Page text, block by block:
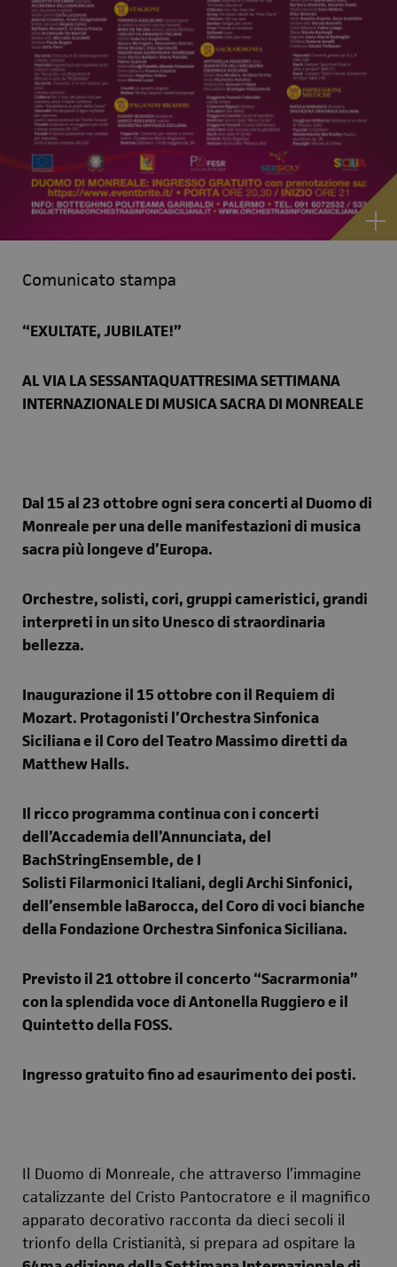
Comunicato stampa
“EXULTATE, JUBILATE!”
AL VIA LA SESSANTAQUATTRESIMA SETTIMANA
INTERNAZIONALE DI MUSICA SACRA DI MONREALE
Dal 15 al 23 ottobre ogni sera concerti al Duomo di
Monreale per una delle manifestazioni di musica
sacra più longeve d’Europa.
Orchestre, solisti, cori, gruppi cameristici, grandi
interpreti in un sito Unesco di straordinaria
bellezza.
Inaugurazione il 15 ottobre con il Requiem di
Mozart. Protagonisti l’Orchestra Sinfonica
Siciliana e il Coro del Teatro Massimo diretti da
Matthew Halls.
Il ricco programma continua con i concerti
dell’Accademia dell’Annunciata, del
BachStringEnsemble, de I
Solisti Filarmonici Italiani, degli Archi Sinfonici,
dell’ensemble laBarocca, del Coro di voci bianche
della Fondazione Orchestra Sinfonica Siciliana.
Previsto il 21 ottobre il concerto “Sacrarmonia”
con la splendida voce di Antonella Ruggiero e il
Quintetto della FOSS.
Ingresso gratuito fino ad esaurimento dei posti.
Il Duomo di Monreale, che attraverso l’immagine
catalizzante del Cristo Pantocratore e il magnifico
apparato decorativo racconta da dieci secoli il
trionfo della Cristianità, si prepara ad ospitare la